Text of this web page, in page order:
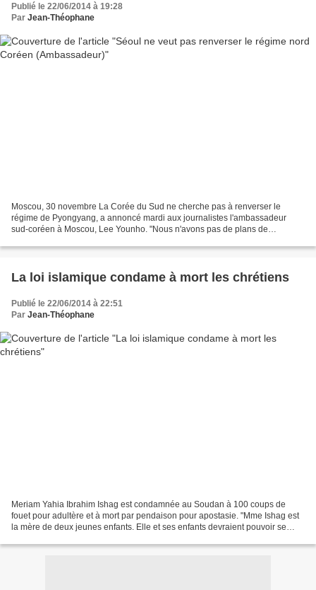
Publié le 22/06/2014 à 19:28
Par Jean-Théophane
Moscou, 30 novembre La Corée du Sud ne cherche pas à renverser le
régime de Pyongyang, a annoncé mardi aux journalistes l'ambassadeur
sud-coréen à Moscou, Lee Younho. "Nous n'avons pas de plans de
La loi islamique condame à mort les chrétiens
Publié le 22/06/2014 à 22:51
Par Jean-Théophane
Meriam Yahia Ibrahim Ishag est condamnée au Soudan à 100 coups de
fouet pour adultère et à mort par pendaison pour apostasie. "Mme Ishag est
la mère de deux jeunes enfants. Elle et ses enfants devraient pouvoir se